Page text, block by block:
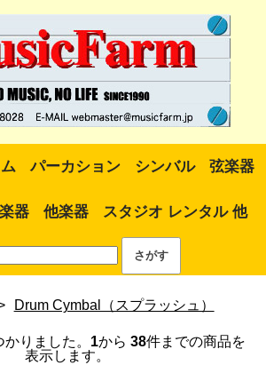
パーカション シンバル 弦楽器
器 他楽器 スタジオ レンタル 他
Drum Cymbal（スプラッシュ）
りました。 1から 38件までの商品を
表示します。